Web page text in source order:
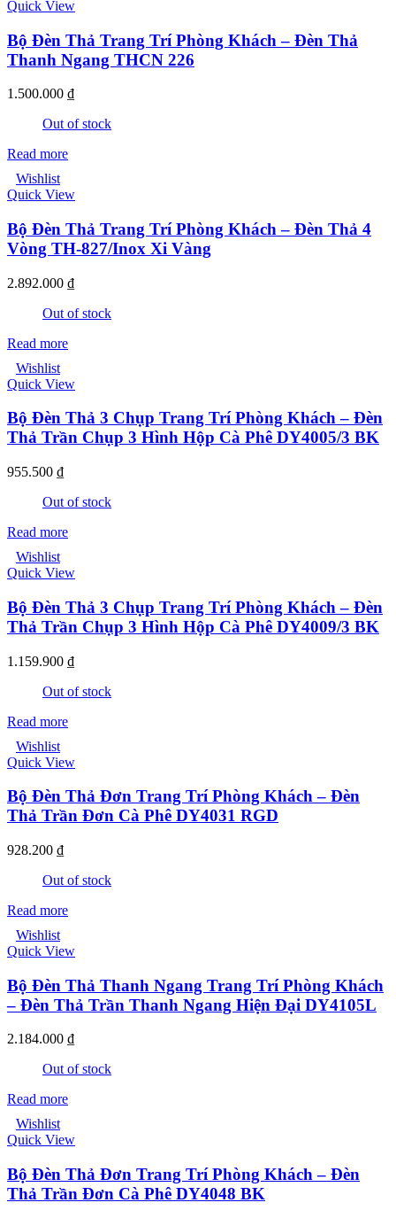
Quick View
Bộ Đèn Thả Trang Trí Phòng Khách – Đèn Thả
Thanh Ngang THCN 226
1.500.000 ₫
Out of stock
Read more
Wishlist
Quick View
Bộ Đèn Thả Trang Trí Phòng Khách – Đèn Thả 4
Vòng TH-827/Inox Xi Vàng
2.892.000 ₫
Out of stock
Read more
Wishlist
Quick View
Bộ Đèn Thả 3 Chụp Trang Trí Phòng Khách – Đèn
Thả Trần Chụp 3 Hình Hộp Cà Phê DY4005/3 BK
955.500 ₫
Out of stock
Read more
Wishlist
Quick View
Bộ Đèn Thả 3 Chụp Trang Trí Phòng Khách – Đèn
Thả Trần Chụp 3 Hình Hộp Cà Phê DY4009/3 BK
1.159.900 ₫
Out of stock
Read more
Wishlist
Quick View
Bộ Đèn Thả Đơn Trang Trí Phòng Khách – Đèn
Thả Trần Đơn Cà Phê DY4031 RGD
928.200 ₫
Out of stock
Read more
Wishlist
Quick View
Bộ Đèn Thả Thanh Ngang Trang Trí Phòng Khách
– Đèn Thả Trần Thanh Ngang Hiện Đại DY4105L
2.184.000 ₫
Out of stock
Read more
Wishlist
Quick View
Bộ Đèn Thả Đơn Trang Trí Phòng Khách – Đèn
Thả Trần Đơn Cà Phê DY4048 BK